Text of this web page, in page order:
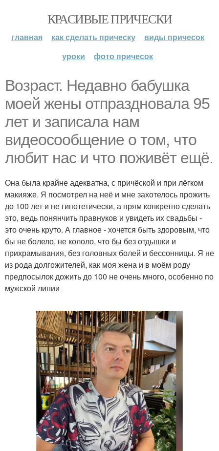
КРАСИВЫЕ ПРИЧЕСКИ
главная как сделать прическу
виды причесок
уроки
фото причесок
Возраст. Недавно бабушка
моей жены отпраздновала 95
лет и записала нам
видеосообщение о том, что
любит нас и что поживёт ещё.
Она была крайне адекватна, с причёской и при лёгком
макияже. Я посмотрел на неё и мне захотелось прожить
до 100 лет и не гипотетически, а прям конкретно сделать
это, ведь понянчить правнуков и увидеть их свадьбы -
это очень круто. А главное - хочется быть здоровым, что
бы не болело, не кололо, что бы без отдышки и
прихрамывания, без головных болей и бессонницы. Я не
из рода долгожителей, как моя жена и в моём роду
предпосылок дожить до 100 не очень много, особенно по
мужской линии